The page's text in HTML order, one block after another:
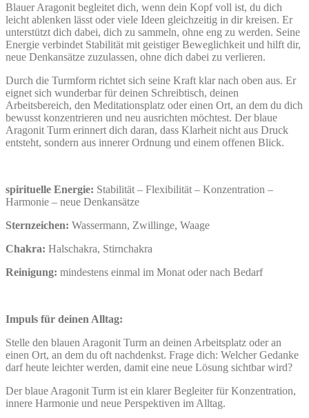
Blauer Aragonit begleitet dich, wenn dein Kopf voll ist, du dich
leicht ablenken lässt oder viele Ideen gleichzeitig in dir kreisen. Er
unterstützt dich dabei, dich zu sammeln, ohne eng zu werden. Seine
Energie verbindet Stabilität mit geistiger Beweglichkeit und hilft dir,
neue Denkansätze zuzulassen, ohne dich dabei zu verlieren.
Durch die Turmform richtet sich seine Kraft klar nach oben aus. Er
eignet sich wunderbar für deinen Schreibtisch, deinen
Arbeitsbereich, den Meditationsplatz oder einen Ort, an dem du dich
bewusst konzentrieren und neu ausrichten möchtest. Der blaue
Aragonit Turm erinnert dich daran, dass Klarheit nicht aus Druck
entsteht, sondern aus innerer Ordnung und einem offenen Blick.
spirituelle Energie: Stabilität – Flexibilität – Konzentration –
Harmonie – neue Denkansätze
Sternzeichen: Wassermann, Zwillinge, Waage
Chakra: Halschakra, Stirnchakra
Reinigung: mindestens einmal im Monat oder nach Bedarf
Impuls für deinen Alltag:
Stelle den blauen Aragonit Turm an deinen Arbeitsplatz oder an
einen Ort, an dem du oft nachdenkst. Frage dich: Welcher Gedanke
darf heute leichter werden, damit eine neue Lösung sichtbar wird?
Der blaue Aragonit Turm ist ein klarer Begleiter für Konzentration,
innere Harmonie und neue Perspektiven im Alltag.